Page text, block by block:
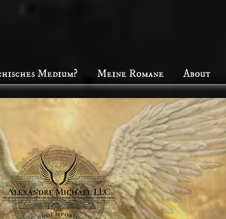
Medium? Meine Romane About